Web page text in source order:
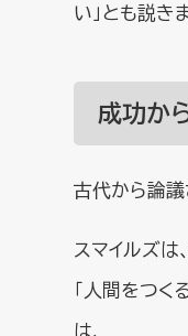
い」とも説き
成功か
古代から論議
スマイルズは
「人間をつ
は、